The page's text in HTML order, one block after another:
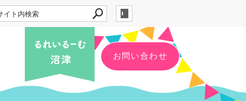
お問い合わせ